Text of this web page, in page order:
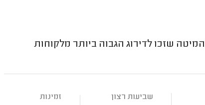
שזכו לדירוג הגבוה ביותר מלקוחות
שביעות רצון
זמינות